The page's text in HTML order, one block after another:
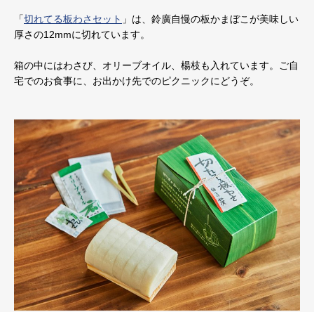
「切れてる板わさセット 」は、鈴廣自慢の板かまぼこが美味しい
厚さの12mmに切れています。
箱の中にはわさび、オリーブオイル、楊枝も入れています。ご自
宅でのお食事に、お出かけ先でのピクニックにどうぞ。